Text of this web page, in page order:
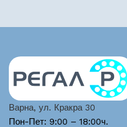
Варна, ул. Кракра 30
Пон-Пет: 9:00 – 18:00ч.